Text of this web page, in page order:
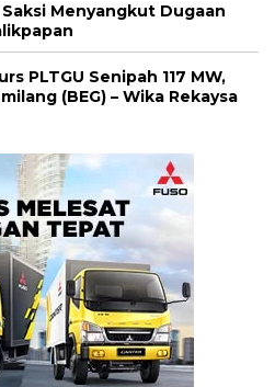
Menyangkut Dugaan
PLTGU Senipah 117 MW,
(BEG) – Wika Rekaysa